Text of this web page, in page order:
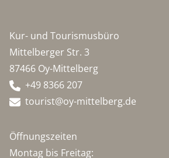
Kur- und Tourismusbüro
Mittelberger Str. 3
87466 Oy-Mittelberg
+49 8366 207
tourist@oy-mittelberg.de
Öffnungszeiten
Montag bis Freitag: